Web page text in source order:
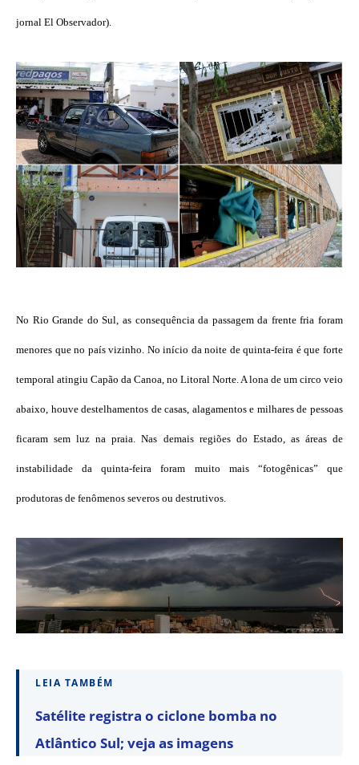
jornal El Observador).
No Rio Grande do Sul, as consequência da passagem da frente fria foram
menores que no país vizinho. No início da noite de quinta-feira é que forte
temporal atingiu Capão da Canoa, no Litoral Norte. A lona de um circo veio
abaixo, houve destelhamentos de casas, alagamentos e milhares de pessoas
ficaram sem luz na praia. Nas demais regiões do Estado, as áreas de
instabilidade da quinta-feira foram muito mais “fotogênicas” que
produtoras de fenômenos severos ou destrutivos.
LEIA TAMBÉM
Satélite registra o ciclone bomba no
Atlântico Sul; veja as imagens